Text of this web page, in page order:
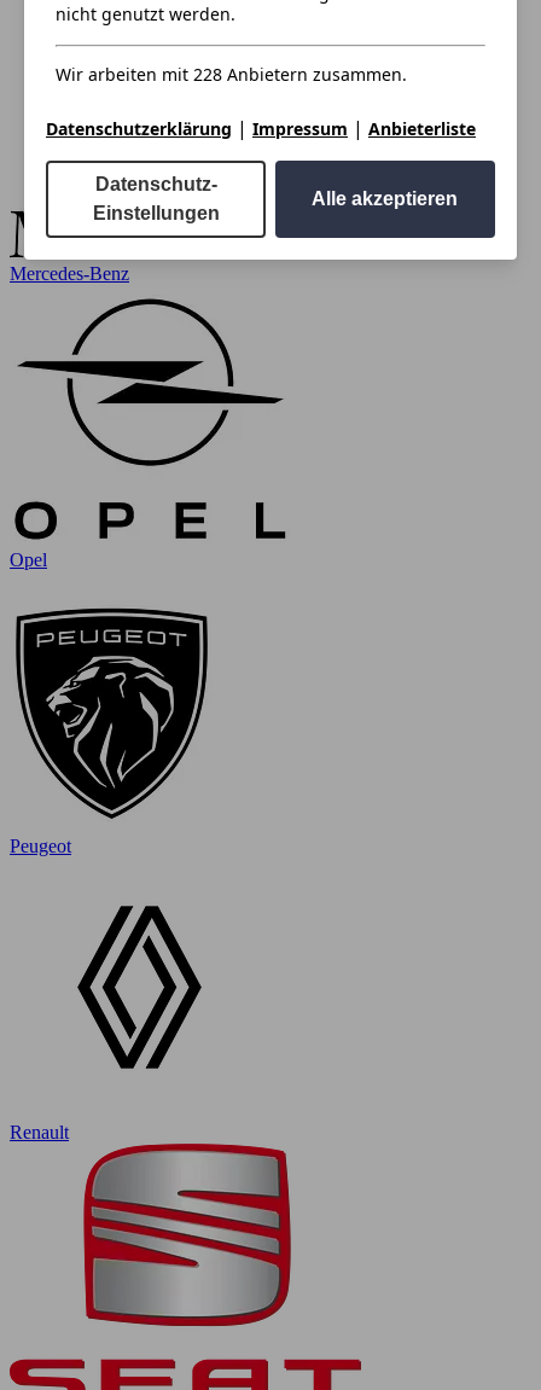
Mercedes-Benz
Opel
Peugeot
Renault
nicht genutzt werden.
Wir arbeiten mit 228 Anbietern zusammen.
Datenschutzerklärung | Impressum | Anbieterliste
Datenschutz-
Einstellungen
Alle akzeptieren